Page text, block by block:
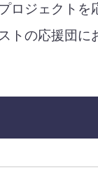
ロジェクトを
の応援団に